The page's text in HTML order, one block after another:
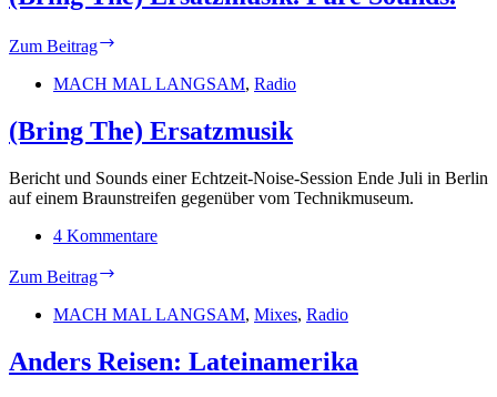
Zum Beitrag
Ersatzmusik.
Sounds.
MACH MAL LANGSAM, Radio
(Bring The) Ersatzmusik
Bericht und Sounds einer Echtzeit-Noise-Session Ende Juli in Berlin
auf einem Braunstreifen gegenüber vom Technikmuseum.
4 Kommentare
Zum Beitrag
Ersatzmusik
MACH MAL LANGSAM, Mixes, Radio
Anders Reisen: Lateinamerika